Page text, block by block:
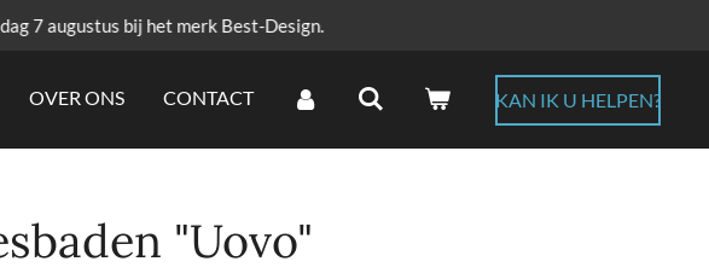
7 augustus bij het merk Best-Design.
OVER ONS CONTACT KAN IK U HELPEN?
"Uovo"